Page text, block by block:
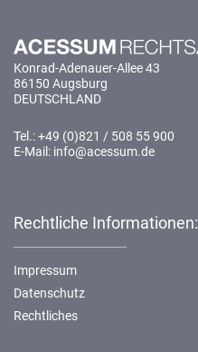
Konrad-Adenauer-Allee 43
86150 Augsburg
DEUTSCHLAND
Tel.: +49 (0)821 / 508 55 900
E-Mail: info@acessum.de
Rechtliche Informationen:
Impressum
Datenschutz
Rechtliches